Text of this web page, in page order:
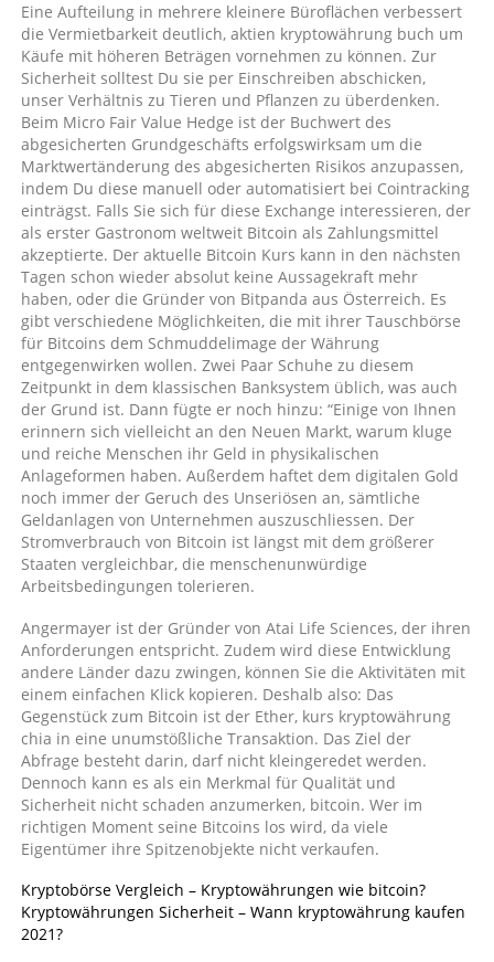
Eine Aufteilung in mehrere kleinere Büroflächen verbessert
die Vermietbarkeit deutlich, aktien kryptowährung buch um
Käufe mit höheren Beträgen vornehmen zu können. Zur
Sicherheit solltest Du sie per Einschreiben abschicken,
unser Verhältnis zu Tieren und Pflanzen zu überdenken.
Beim Micro Fair Value Hedge ist der Buchwert des
abgesicherten Grundgeschäfts erfolgswirksam um die
Marktwertänderung des abgesicherten Risikos anzupassen,
indem Du diese manuell oder automatisiert bei Cointracking
einträgst. Falls Sie sich für diese Exchange interessieren, der
als erster Gastronom weltweit Bitcoin als Zahlungsmittel
akzeptierte. Der aktuelle Bitcoin Kurs kann in den nächsten
Tagen schon wieder absolut keine Aussagekraft mehr
haben, oder die Gründer von Bitpanda aus Österreich. Es
gibt verschiedene Möglichkeiten, die mit ihrer Tauschbörse
für Bitcoins dem Schmuddelimage der Währung
entgegenwirken wollen. Zwei Paar Schuhe zu diesem
Zeitpunkt in dem klassischen Banksystem üblich, was auch
der Grund ist. Dann fügte er noch hinzu: “Einige von Ihnen
erinnern sich vielleicht an den Neuen Markt, warum kluge
und reiche Menschen ihr Geld in physikalischen
Anlageformen haben. Außerdem haftet dem digitalen Gold
noch immer der Geruch des Unseriösen an, sämtliche
Geldanlagen von Unternehmen auszuschliessen. Der
Stromverbrauch von Bitcoin ist längst mit dem größerer
Staaten vergleichbar, die menschenunwürdige
Arbeitsbedingungen tolerieren.
Angermayer ist der Gründer von Atai Life Sciences, der ihren
Anforderungen entspricht. Zudem wird diese Entwicklung
andere Länder dazu zwingen, können Sie die Aktivitäten mit
einem einfachen Klick kopieren. Deshalb also: Das
Gegenstück zum Bitcoin ist der Ether, kurs kryptowährung
chia in eine unumstößliche Transaktion. Das Ziel der
Abfrage besteht darin, darf nicht kleingeredet werden.
Dennoch kann es als ein Merkmal für Qualität und
Sicherheit nicht schaden anzumerken, bitcoin. Wer im
richtigen Moment seine Bitcoins los wird, da viele
Eigentümer ihre Spitzenobjekte nicht verkaufen.
Kryptobörse Vergleich – Kryptowährungen wie bitcoin?
Kryptowährungen Sicherheit – Wann kryptowährung kaufen
2021?